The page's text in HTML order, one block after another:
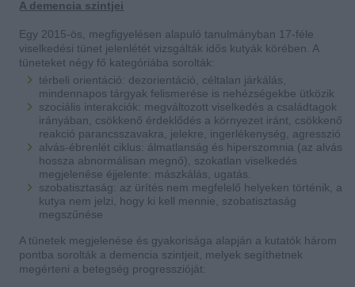
A demencia szintjei
Egy 2015-ös, megfigyelésen alapuló tanulmányban 17-féle
viselkedési tünet jelenlétét vizsgálták idős kutyák körében. A
tüneteket négy fő kategóriába sorolták:
térbeli orientáció: dezorientáció, céltalan járkálás,
mindennapos tárgyak felismerése is nehézségekbe ütközik
szociális interakciók: megváltozott viselkedés a családtagok
irányában, csökkenő érdeklődés a környezet iránt, csökkenő
reakció parancsszavakra, jelekre, ingerlékenység, agresszió
alvás-ébrenlét ciklus: álmatlanság és hiperszomnia (az alvás
hossza abnormálisan megnő), szokatlan viselkedés
megjelenése éjjelente: mászkálás, ugatás.
szobatisztaság: az ürítés nem megfelelő helyeken történik, a
kutya nem jelzi, hogy ki kell mennie, szobatisztaság
megszűnése
A tünetek megjelenése és gyakorisága alapján a kutatók három
pontba sorolták a demencia szintjeit, melyek segíthetnek
megérteni a betegség progresszióját: